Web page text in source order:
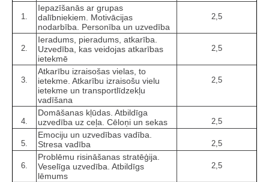
1.
Iepazīšanās ar grupas
dalībniekiem. Motivācijas
nodarbība. Personība un uzvedība
2,5
2.
Ieradums, pieradums, atkarība.
Uzvedība, kas veidojas atkarības
ietekmē
2,5
3.
Atkarību izraisošas vielas, to
ietekme. Atkarību izraisošu vielu
ietekme un transportlīdzekļu
vadīšana
2,5
4.
Domāšanas kļūdas. Atbildīga
uzvedība uz ceļa. Cēloņi un sekas
2,5
5.
Emociju un uzvedības vadība.
Stresa vadība
2,5
6.
Problēmu risināšanas stratēģija.
Veselīga uzvedība. Atbildīgs
lēmums
2,5